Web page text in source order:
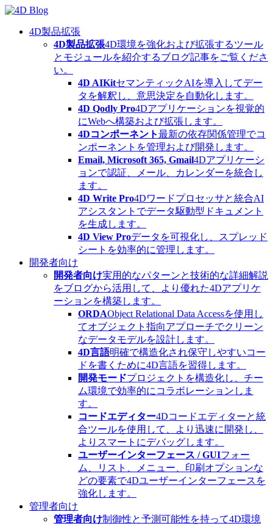
Skip
content4D製品拡張
4D製品拡張4D環境を強化および拡張するツール
とモジュールを紹介するブログ記事をご覧くださ
い。
4D AIKitセマンティックAIを導入してデー
タを解釈し、意思決定を自動化します。
4D Qodly Pro4Dアプリケーションを視覚的
にWebへ構築および拡張します。
4Dコンポーネント最新の依存関係管理でコ
ンポーネントを管理および開発します。
Email, Microsoft 365, Gmail4Dアプリケーシ
ョンで認証、メール、カレンダーを統合し
ます。
4D Write Pro4Dワードプロセッサと統合AI
アシスタントでデータ駆動型ドキュメント
を生成します。
4D View Proデータを可視化し、スプレッド
シートを効率的に管理します。
開発者向け
開発者向け実用的なパターンと技術的な詳細解説
をブログから活用して、より優れた4Dアプリケ
ーションを構築します。
ORDAObject Relational Data Accessを使用し
てオブジェクト指向アプローチでクリーン
なデータモデルを設計します。
4D言語明確で構造化され保守しやすいコー
ドを書くために4D言語を習得します。
開発モードプロジェクトを構造化し、チー
ム環境で効率的にコラボレーションしま
す。
コードエディター4Dコードエディターと統
合ツールを使用して、より迅速に開発し、
よりスマートにデバッグします。
ユーザーインターフェース / GUIフォー
ム、リスト、メニュー、印刷オプションな
どの要素で4Dユーザーインターフェースを
強化します。
管理者向け
管理者向け制御性と予測可能性を持って4D環境